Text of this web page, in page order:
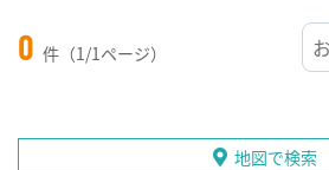
0 件（1/1ページ）
地図で検索